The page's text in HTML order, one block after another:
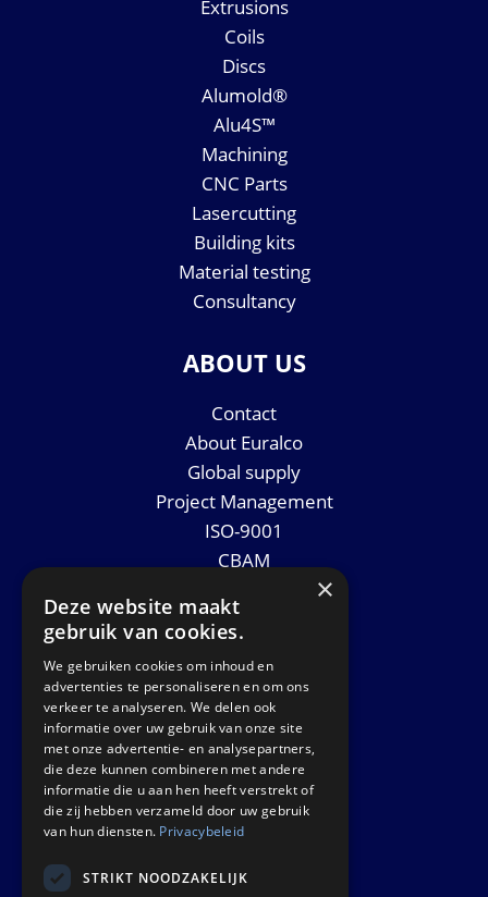
Extrusions
Coils
Discs
Alumold®
Alu4S™
Machining
CNC Parts
Lasercutting
Building kits
Material testing
Consultancy
ABOUT US
Contact
About Euralco
Global supply
Project Management
ISO-9001
CBAM
News
GET IN TOUCH
Euralco Europe B.V.
Zinkstraat 24 - E9451
4823 AD Breda
The Netherlands
×
Deze website maakt
gebruik van cookies.
We gebruiken cookies om inhoud en
advertenties te personaliseren en om ons
verkeer te analyseren. We delen ook
informatie over uw gebruik van onze site
met onze advertentie- en analysepartners,
die deze kunnen combineren met andere
informatie die u aan hen heeft verstrekt of
die zij hebben verzameld door uw gebruik
van hun diensten. Privacybeleid
STRIKT NOODZAKELIJK